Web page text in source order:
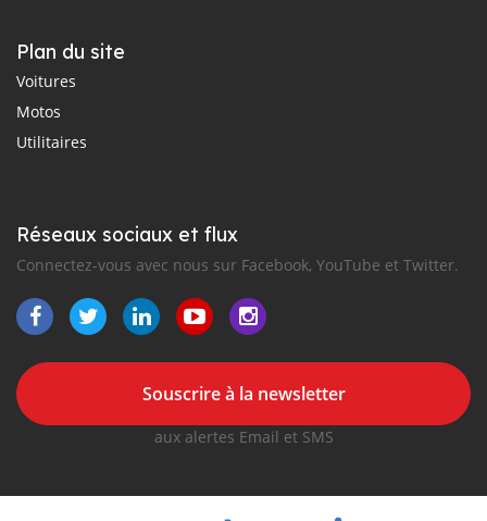
Plan du site
Voitures
Motos
Utilitaires
Réseaux sociaux et flux
Connectez-vous avec nous sur Facebook, YouTube et Twitter.
Souscrire à la newsletter
aux alertes Email et SMS